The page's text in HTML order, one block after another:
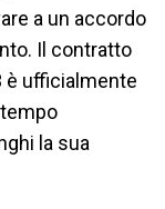
a un accordo
Il contratto
è ufficialmente
la sua